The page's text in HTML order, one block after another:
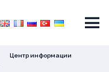
Центр информации